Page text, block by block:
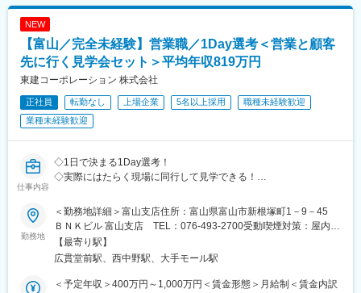
まずは先輩の業務の補助からスタート頂き、慣れてきたら少しず
つメイン業務をお任せしていきます。当社は資格取得支援もおこ
なっている事から、働きながら資格を取得する事も可能です。そ
して、技術者だけではなく現場での経験を活かして研修担当や本
社の事務職にキャリアチェンジする事も可能です。。
変更の範囲：会社の定める業務
・アルバイトスタッフ教育
・発注業務
・売上管理
など、ショップ運営に関する業務全般に関わっていただきます。
たの頑張り次第で店長やマネージャーへのキャリアアップも可
能。長く楽しく販売のお仕事を続けていける環境です。
■当社の魅力
・年一回の定期昇給
・その他年二回、人事評価による昇給機会有
・賞与有（業績による）
・産休育休有（取得・復帰実績あり）
・職位ごとの評価シート
NEW
【富山／完全未経験】営業職／1Day選考＜営業と顧客
先に行く見学会セット＞平均年収819万円
東建コーポレーション 株式会社
正社員 転勤なし 上場企業 5名以上採用
職種未経験歓迎
業種未経験歓迎
仕事内容
◇1日で決まる1Day選考！
◇実際にはたらく現場に同行して見学できる！
■1Day選考の流れ
［1］支店に到着、営業と一緒に顧客先に訪問
［2］ランチをしてから帰社／※もちろん当社持ちです！
［3］面接
［4］スキルアップタイム見学／営業同士でスキルを高める時間で
勤務地
＜勤務地詳細＞富山支店住所：富山県富山市新根塚町1－9－45
ＢＮＫビル 富山支店 TEL：076-493-2700受動喫煙対策：屋内全
面禁煙変更の範囲：会社の定める事業所
【最寄り駅】
広貫堂前駅、西中野駅、大手モール駅
＜予定年収＞400万円～1,000万円＜賃金形態＞月給制＜賃金内訳